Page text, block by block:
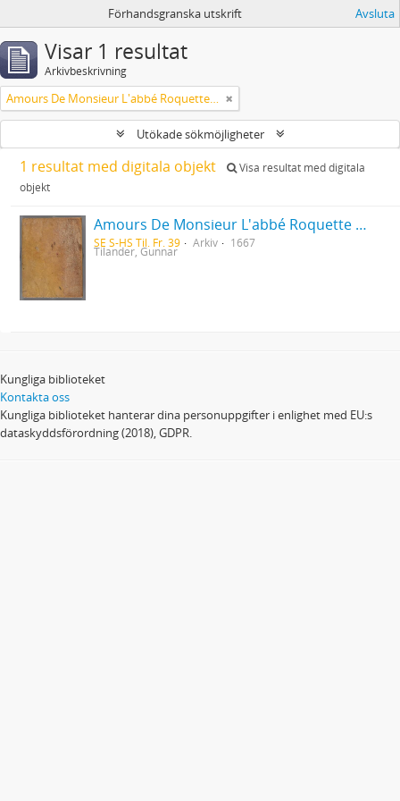
Förhandsgranska utskrift Avsluta
Visar 1 resultat
Arkivbeskrivning
Amours De Monsieur L'abbé Roquette avec Mademoiselle de Montauzier par Monsieur L'abbé Le Camus 1667
Utökade sökmöjligheter
1 resultat med digitala objekt
Visa resultat med digitala
objekt
Amours De Monsieur L'abbé Roquette avec Mademoiselle de Montauzier par Monsieur L'abbé Le Camus 1667
SE S-HS Til. Fr. 39 Arkiv 1667
Tilander, Gunnar
Kungliga biblioteket
Kontakta oss
Kungliga biblioteket hanterar dina personuppgifter i enlighet med EU:s
dataskyddsförordning (2018), GDPR.